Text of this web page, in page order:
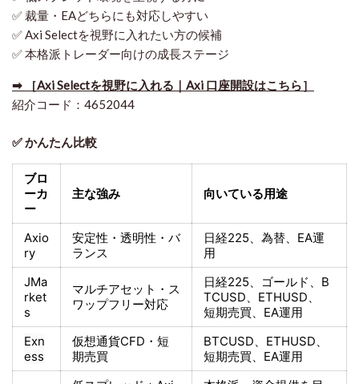
✅ 裁量・EAどちらにも対応しやすい
✅ Axi Selectを視野に入れたい方の候補
✅ 本格派トレーダー向けの成長ステージ
➡ ［Axi Selectを視野に入れる｜Axi 口座開設はこちら］
紹介コード：4652044
✅ かんたん比較
ブロ
ーカ
ー
主な強み 向いている用途
Axio
ry
安定性・透明性・バ
ランス
日経225、為替、EA運
用
JMa
rket
s
マルチアセット・ス
ワップフリー対応
日経225、ゴールド、 B
TCUSD、ETHUSD、
短期売買、EA運用
Exn
ess
仮想通貨CFD・短
期売買
BTCUSD、ETHUSD、
短期売買、EA運用